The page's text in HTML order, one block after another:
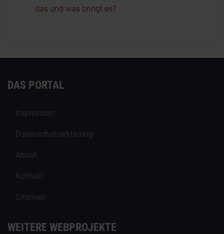
das und was bringt es?
DAS PORTAL
Impressum
Datenschutzerklärung
About
Kontakt
Sitemap
WEITERE WEBPROJEKTE